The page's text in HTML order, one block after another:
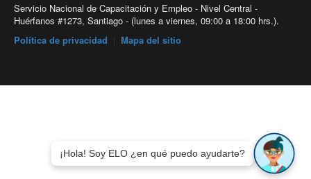
Servicio Nacional de Capacitación y Empleo - Nivel Central -
Huérfanos #1273, Santiago - (lunes a viernes, 09:00 a 18:00 hrs.).
Política de privacidad
Mapa del sitio
¡Hola! Soy ELO ¿en qué puedo ayudarte?